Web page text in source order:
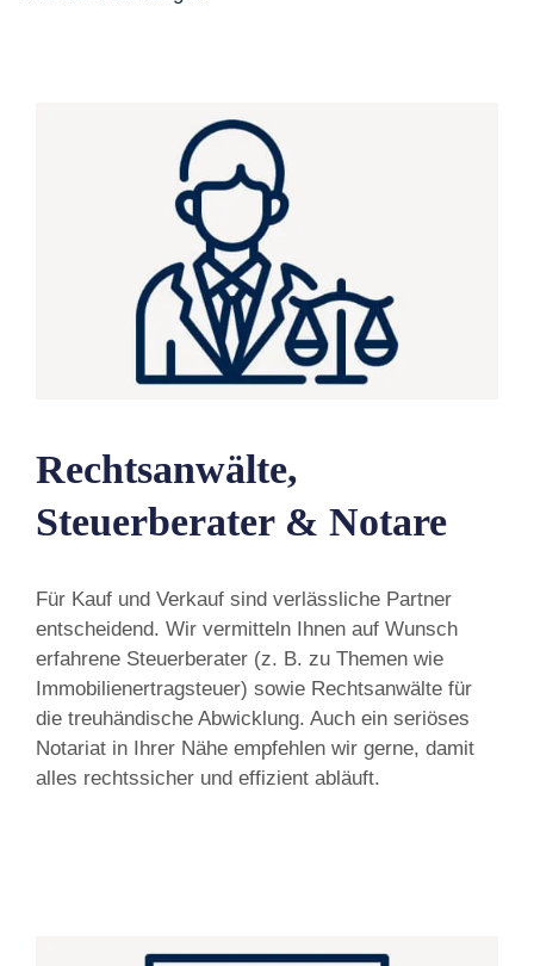
Rechtsanwälte,
Steuerberater & Notare
Für Kauf und Verkauf sind verlässliche Partner
entscheidend. Wir vermitteln Ihnen auf Wunsch
erfahrene Steuerberater (z. B. zu Themen wie
Immobilienertragsteuer) sowie Rechtsanwälte für
die treuhändische Abwicklung. Auch ein seriöses
Notariat in Ihrer Nähe empfehlen wir gerne, damit
alles rechtssicher und effizient abläuft.